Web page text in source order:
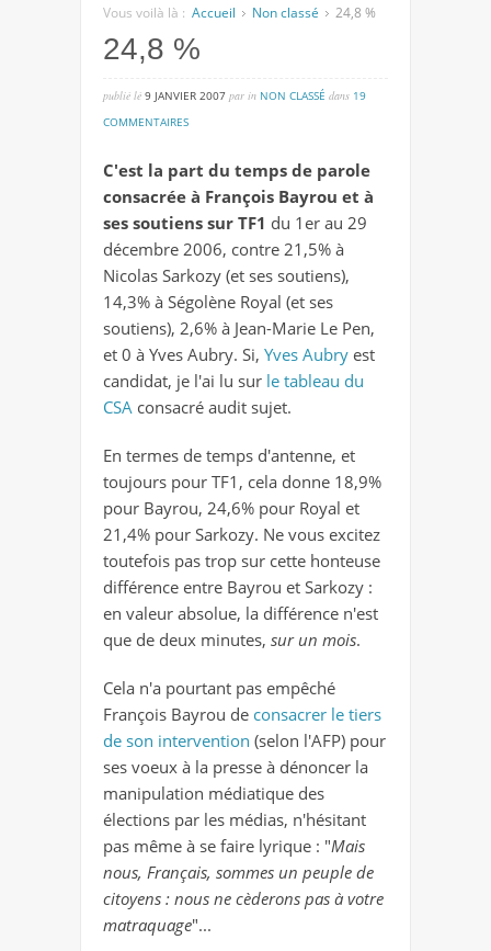
Vous voilà là : Accueil Non classé 24,8 %
24,8 %
publié lé 9 JANVIER 2007 par in NON CLASSÉ dans 19
COMMENTAIRESsur
19
C'est la part du temps de parole
consacrée à François Bayrou et à
ses soutiens sur TF1 du 1er au 29
décembre 2006, contre 21,5% à
Nicolas Sarkozy (et ses soutiens),
14,3% à Ségolène Royal (et ses
soutiens), 2,6% à Jean-Marie Le Pen,
et 0 à Yves Aubry. Si, Yves Aubry est
candidat, je l'ai lu sur le tableau du
CSA consacré audit sujet.
En termes de temps d'antenne, et
toujours pour TF1, cela donne 18,9%
pour Bayrou, 24,6% pour Royal et
21,4% pour Sarkozy. Ne vous excitez
toutefois pas trop sur cette honteuse
différence entre Bayrou et Sarkozy :
en valeur absolue, la différence n'est
que de deux minutes, sur un mois.
Cela n'a pourtant pas empêché
François Bayrou de consacrer le tiers
de son intervention (selon l'AFP) pour
ses voeux à la presse à dénoncer la
manipulation médiatique des
élections par les médias, n'hésitant
pas même à se faire lyrique : "Mais
nous, Français, sommes un peuple de
citoyens : nous ne cèderons pas à votre
matraquage"...